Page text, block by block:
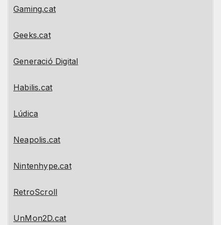
Gaming.cat
Geeks.cat
Generació Digital
Habilis.cat
Lúdica
Neapolis.cat
Nintenhype.cat
RetroScroll
UnMon2D.cat